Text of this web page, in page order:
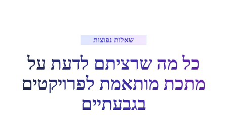
שאלות נפוצות
כל מה שרציתם לדעת על
מתכת מותאמת לפרויקטים
בגבעתיים